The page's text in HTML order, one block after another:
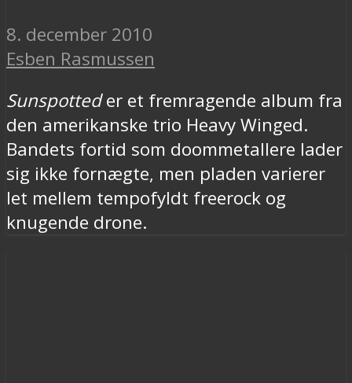
8. december 2010
Esben Rasmussen
Sunspotteder et fremragende album fra
den amerikanske trio Heavy Winged.
Bandets fortid som doommetallere lader
sig ikke fornægte, men pladen varierer
let mellem tempofyldt freerock og
knugende drone.